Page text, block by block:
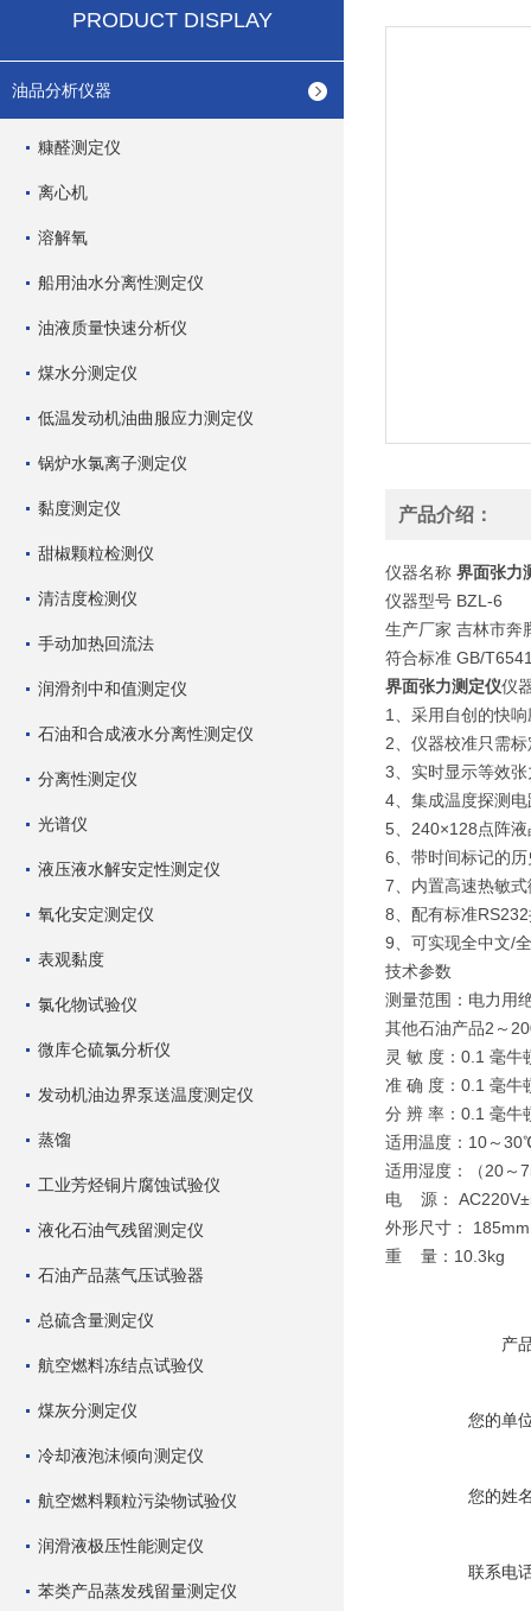
PRODUCT DISPLAY
油品分析仪器
糠醛测定仪
离心机
溶解氧
船用油水分离性测定仪
油液质量快速分析仪
煤水分测定仪
低温发动机油曲服应力测定仪
锅炉水氯离子测定仪
黏度测定仪
甜椒颗粒检测仪
清洁度检测仪
手动加热回流法
润滑剂中和值测定仪
石油和合成液水分离性测定仪
分离性测定仪
光谱仪
液压液水解安定性测定仪
氧化安定测定仪
表观黏度
氯化物试验仪
微库仑硫氯分析仪
发动机油边界泵送温度测定仪
蒸馏
工业芳烃铜片腐蚀试验仪
液化石油气残留测定仪
石油产品蒸气压试验器
总硫含量测定仪
航空燃料冻结点试验仪
煤灰分测定仪
冷却液泡沫倾向测定仪
航空燃料颗粒污染物试验仪
润滑液极压性能测定仪
苯类产品蒸发残留量测定仪
产品介绍：
仪器名称 界面张力
仪器型号 BZL-6
生产厂家 吉林市奔
符合标准 GB/
界面张力测定仪仪
1、采用自创的快
2、仪器校准只需
3、实时显示等效
4、集成温度探测
5、240×128点阵
6、带时间标记的
7、内置高速热敏
8、配有标准
9、可实现全中文/
技术参数
测量范围：电力用
其他石油产品2～
灵 敏 度：0.1 毫
准 确 度：0.1 毫
分 辨 率：0.1 毫
适用温度：10～
适用湿度：（20～
电 源：
外形尺寸：
重 量：10.3kg
产
您的单
您的姓
联系电